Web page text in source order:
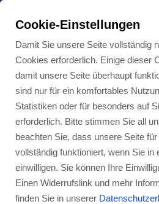
Cookie-Einstellungen
Damit Sie unsere Seite vollständig
Cookies erforderlich. Einige dieser
damit unsere Seite überhaupt
sind nur für ein komfortables
Statistiken oder für besonders auf
erforderlich. Bitte stimmen Sie all
beachten Sie, dass unsere Seite
vollständig funktioniert, wenn Sie in
einwilligen. Sie können Ihre
Einen Widerrufslink und mehr
finden Sie in unserer